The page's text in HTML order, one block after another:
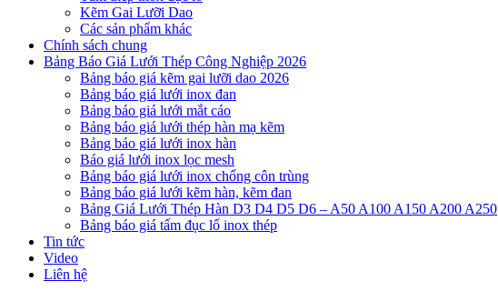
Kẽm Gai Lưỡi Dao
Các sản phẩm khác
Chính sách chung
Bảng Báo Giá Lưới Thép Công Nghiệp 2026
Bảng báo giá kẽm gai lưỡi dao 2026
Bảng báo giá lưới inox đan
Bảng báo giá lưới mắt cáo
Bảng báo giá lưới thép hàn mạ kẽm
Bảng báo giá lưới inox hàn
Báo giá lưới inox lọc mesh
Bảng báo giá lưới inox chống côn trùng
Bảng báo giá lưới kẽm hàn, kẽm đan
Bảng Giá Lưới Thép Hàn D3 D4 D5 D6 – A50 A100 A150 A200 A250
Bảng báo giá tấm đục lổ inox thép
Tin tức
Video
Liên hệ